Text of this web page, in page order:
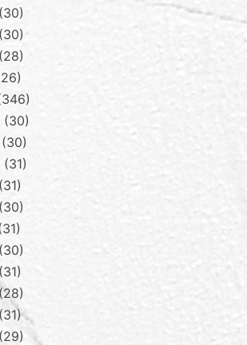
30
30
28
26
346
30
30
31
31
30
31
30
31
28
31
29